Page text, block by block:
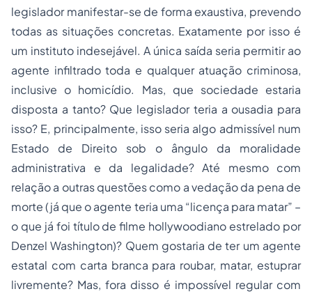
legislador manifestar-se de forma exaustiva, prevendo
todas as situações concretas. Exatamente por isso é
um instituto indesejável. A única saída seria permitir ao
agente infiltrado toda e qualquer atuação criminosa,
inclusive o homicídio. Mas, que sociedade estaria
disposta a tanto? Que legislador teria a ousadia para
isso? E, principalmente, isso seria algo admissível num
Estado de Direito sob o ângulo da moralidade
administrativa e da legalidade? Até mesmo com
relação a outras questões como a vedação da pena de
morte(já que o agente teria uma “licença para matar” –
o que já foi título de filme hollywoodiano estrelado por
Denzel Washington)? Quem gostaria de ter um agente
estatal com carta branca para roubar, matar, estuprar
livremente? Mas, fora disso é impossível regular com